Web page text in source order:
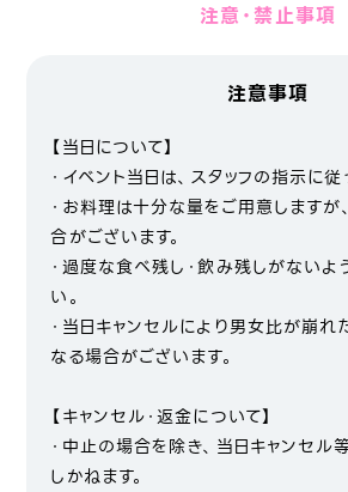
注意・禁止事項
注意事項
【当日について】
・イベント当日は、スタッフの指示に従
・お料理は十分な量をご用意しますが
合がございます。
・過度な食べ残し・飲み残しがないよ
い。
・当日キャンセルにより男女比が崩れ
なる場合がございます。
【キャンセル・返金について】
・中止の場合を除き、当日キャンセル
しかねます。